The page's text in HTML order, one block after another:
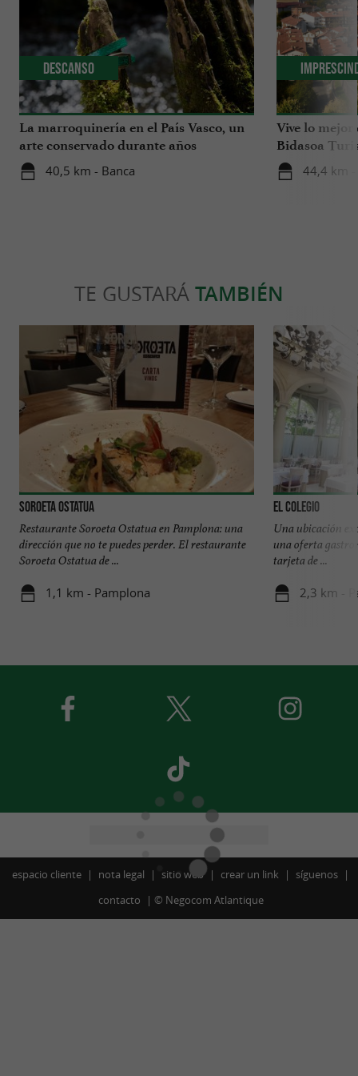
La marroquinería en el País Vasco, un
arte conservado durante años
40,5 km - Banca
Descanso
Vive lo mejor
Bidasoa
44,4 km -
TE GUSTARÁ TAMBIÉN
Soroeta Ostatua
Restaurante Soroeta Ostatua en Pamplona: una
dirección que no te puedes perder. El restaurante
Soroeta Ostatua de ...
1,1 km - Pamplona
El Colegio
Una ubicación
una oferta
tarjeta de ...
2,3 km -
espacio cliente nota legal sitio web crear un link
síguenos
contacto
© Negocom Atlantique